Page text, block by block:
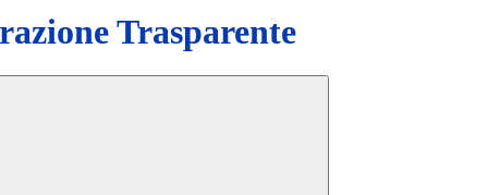
Trasparente